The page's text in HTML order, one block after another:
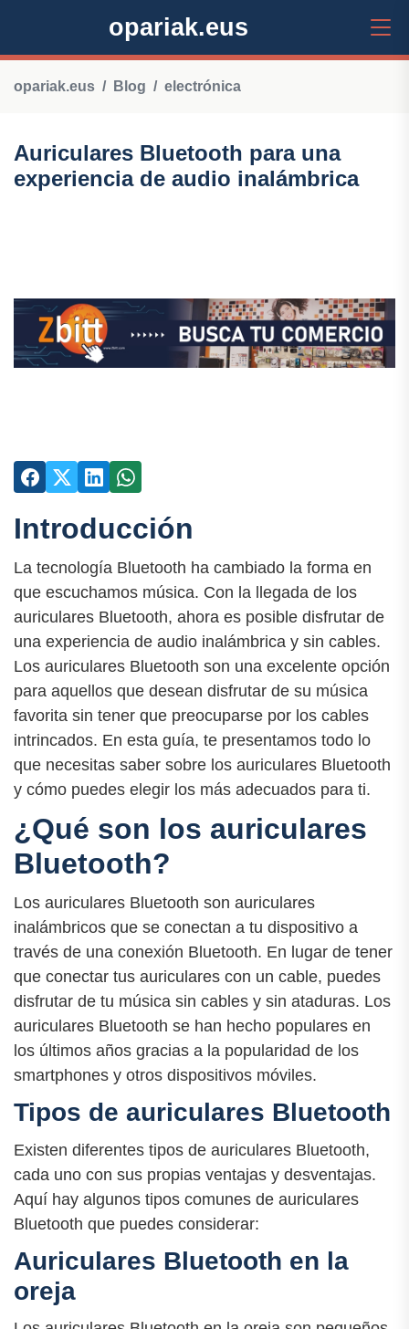
opariak.eus
opariak.eus Blog electrónica
Auriculares Bluetooth para una
experiencia de audio inalámbrica
Introducción
La tecnología Bluetooth ha cambiado la forma en
que escuchamos música. Con la llegada de los
auriculares Bluetooth, ahora es posible disfrutar de
una experiencia de audio inalámbrica y sin cables.
Los auriculares Bluetooth son una excelente opción
para aquellos que desean disfrutar de su música
favorita sin tener que preocuparse por los cables
intrincados. En esta guía, te presentamos todo lo
que necesitas saber sobre los auriculares Bluetooth
y cómo puedes elegir los más adecuados para ti.
¿Qué son los auriculares
Bluetooth?
Los auriculares Bluetooth son auriculares
inalámbricos que se conectan a tu dispositivo a
través de una conexión Bluetooth. En lugar de tener
que conectar tus auriculares con un cable, puedes
disfrutar de tu música sin cables y sin ataduras. Los
auriculares Bluetooth se han hecho populares en
los últimos años gracias a la popularidad de los
smartphones y otros dispositivos móviles.
Tipos de auriculares Bluetooth
Existen diferentes tipos de auriculares Bluetooth,
cada uno con sus propias ventajas y desventajas.
Aquí hay algunos tipos comunes de auriculares
Bluetooth que puedes considerar:
Auriculares Bluetooth en la
oreja